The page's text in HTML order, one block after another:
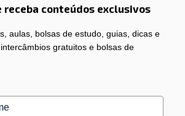
receba conteúdos exclusivos
aulas, bolsas de estudo, guias, dicas e
gratuitos e bolsas de